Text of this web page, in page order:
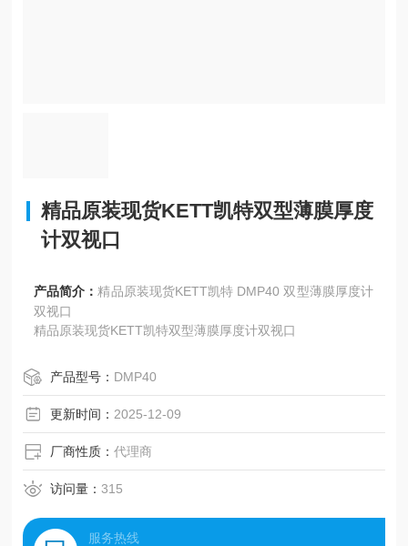
精品原装现货KETT凯特双型薄膜厚度
计双视口
产品简介： 精品原装现货KETT凯特 DMP40 双型薄膜厚度计
双视口
精品原装现货KETT凯特双型薄膜厚度计双视口
产品型号： DMP40
更新时间： 2025-12-09
厂商性质：代理商
访问量：315
服务热线